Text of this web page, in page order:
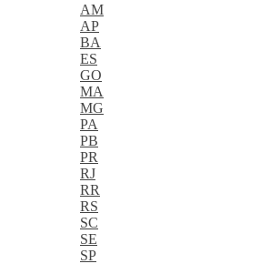
AM
AP
BA
ES
GO
MA
MG
PA
PB
PR
RJ
RR
RS
SC
SE
SP